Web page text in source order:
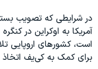
آمریکا به اوکراین در
است، کشورهای اروپایی
برای کمک به کی‌یف اتخاذ